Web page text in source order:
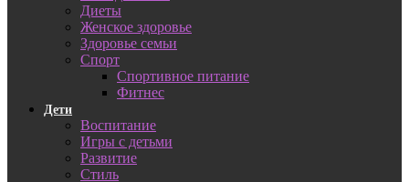
Диеты
Женское здоровье
Здоровье семьи
Спорт
Спортивное питание
Фитнес
Дети
Воспитание
Игры с детьми
Развитие
Стиль